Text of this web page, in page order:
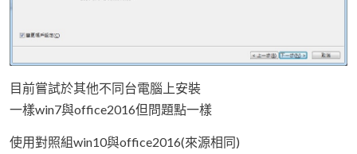
目前嘗試於其他不同台電腦上安裝
一樣win7與office2016但問題點一樣
使用對照組win10與office2016(來源相同)